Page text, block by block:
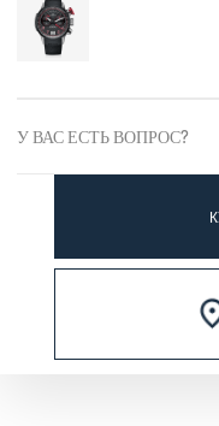
У ВАС ЕСТЬ ВОПРОС?